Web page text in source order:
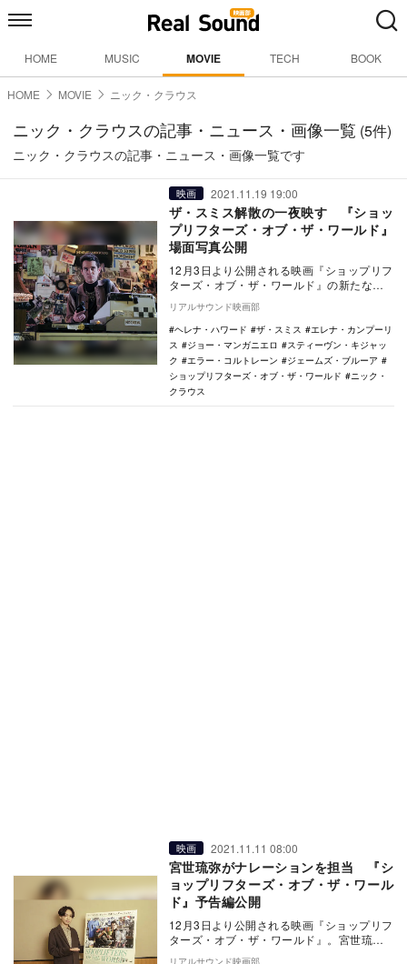
HOME MUSIC MOVIE TECH BOOK
HOME MOVIE ニック・クラウス
ニック・クラウスの記事・ニュース・画像一覧 (5件)
ニック・クラウスの記事・ニュース・画像一覧です
映画 2021.11.19 19:00
ザ・スミス解散の一夜映す 『ショッ
プリフターズ・オブ・ザ・ワールド』
場面写真公開
12月3日より公開される映画『ショップリフ
ターズ・オブ・ザ・ワールド』の新たな場
面写真が公開された。 本作は、1980年代
の…
リアルサウンド映画部
ヘレナ・ハワード
ザ・スミス
エレナ・カンプーリ
ス
ジョー・マンガニエロ
スティーヴン・キジャッ
ク
エラー・コルトレーン
ジェームズ・ブルーア
ショップリフターズ・オブ・ザ・ワールド
ニック・
クラウス
映画 2021.11.11 08:00
宮世琉弥がナレーションを担当 『シ
ョップリフターズ・オブ・ザ・ワール
ド』予告編公開
12月3日より公開される映画『ショップリフ
ターズ・オブ・ザ・ワールド』。宮世琉弥
がナレーションを務めた予告編が公開され
リアルサウンド映画部